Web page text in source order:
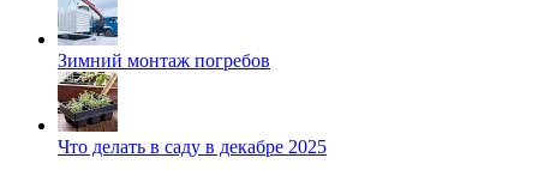
Зимний монтаж погребов
Что делать в саду в декабре 2025